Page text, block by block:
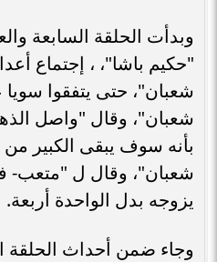
وبدأت الحلقة السابعة
"حكيم باشا"، ، إجتماع
شعبان"، حتى يتفقوا
شعبان"، وقال "واصل
بأنه سوف يبقى الكبير
شعبان"، وقال ل "متعب-
يزوجه بدل الواحدة أربعة.
وجاء ضمن أحداث الحلقة